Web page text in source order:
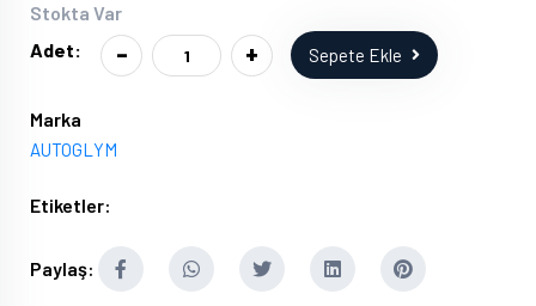
Stokta Var
Adet:
- + Sepete Ekle
Marka
AUTOGLYM
Etiketler:
Paylaş: